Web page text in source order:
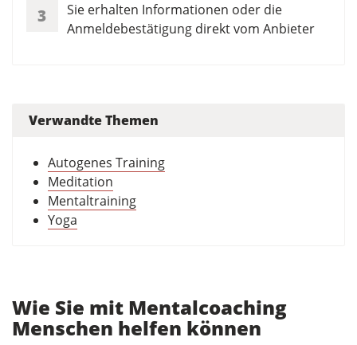
Wie Sie mit Mentalcoaching
Menschen helfen können
3
Sie erhalten Informationen oder die
Anmeldebestätigung direkt vom Anbieter
Verwandte Themen
Autogenes Training
Meditation
Mentaltraining
Yoga